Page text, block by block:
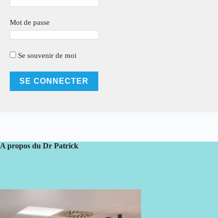
Mot de passe
Se souvenir de moi
A propos du Dr Patrick